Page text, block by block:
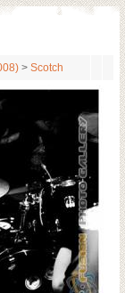
> Scotсh